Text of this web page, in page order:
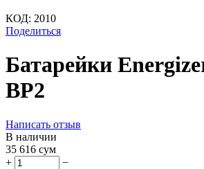
КОД: 2010
Поделиться
Батарейки
BP2
Написать отзыв
В наличии
35 616 сум
+
−